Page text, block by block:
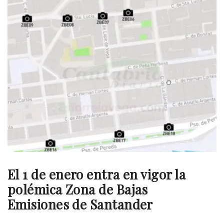
El 1 de enero entra en vigor la
polémica Zona de Bajas
Emisiones de Santander